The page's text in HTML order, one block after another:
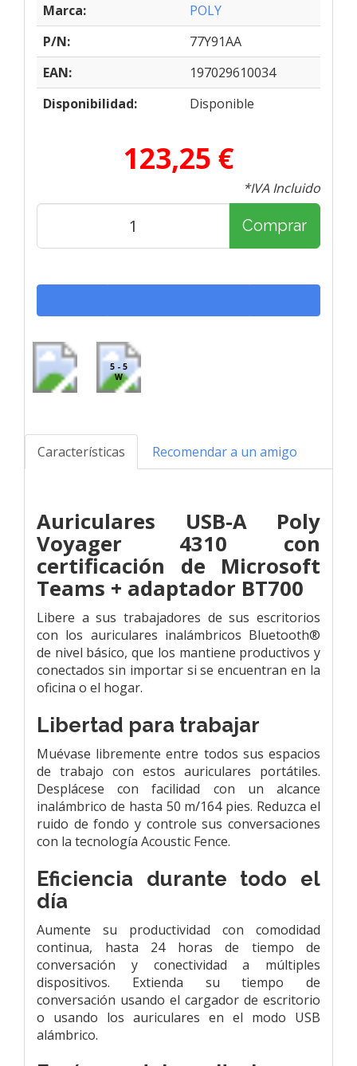
Marca:
POLY
P/N:
77Y91AA
EAN:
197029610034
Disponibilidad:
Disponible
123,25 €
*IVA Incluido
Comprar
5 - 5
W
Características Recomendar a un amigo
Auriculares USB-A Poly
Voyager 4310 con
certificación de Microsoft
Teams + adaptador BT700
Libere a sus trabajadores de sus escritorios
con los auriculares inalámbricos Bluetooth®
de nivel básico, que los mantiene productivos y
conectados sin importar si se encuentran en la
oficina o el hogar.
Libertad para trabajar
Muévase libremente entre todos sus espacios
de trabajo con estos auriculares portátiles.
Desplácese con facilidad con un alcance
inalámbrico de hasta 50 m/164 pies. Reduzca el
ruido de fondo y controle sus conversaciones
con la tecnología Acoustic Fence.
Eficiencia durante todo el
día
Aumente su productividad con comodidad
continua, hasta 24 horas de tiempo de
conversación y conectividad a múltiples
dispositivos. Extienda su tiempo de
conversación usando el cargador de escritorio
o usando los auriculares en el modo USB
alámbrico.